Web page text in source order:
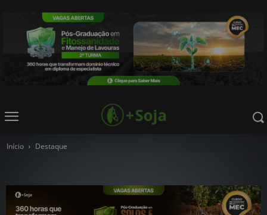
Início Destaque